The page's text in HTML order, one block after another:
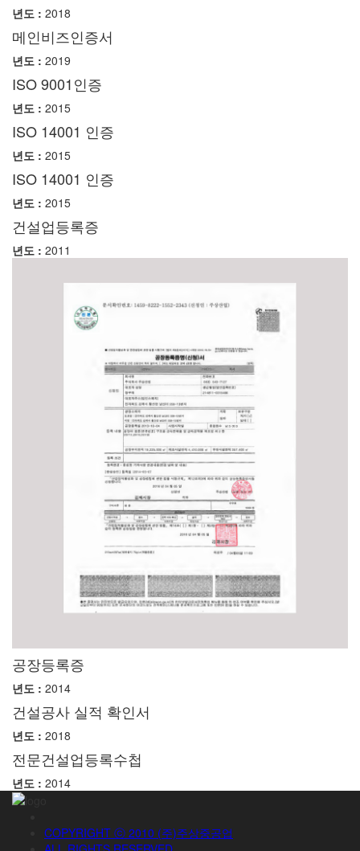
년도 : 2018
메인비즈인증서
년도 : 2019
ISO 9001인증
년도 : 2015
ISO 14001 인증
년도 : 2015
ISO 14001 인증
년도 : 2015
건설업등록증
년도 : 2011
공장등록증
년도 : 2014
건설공사 실적 확인서
년도 : 2018
전문건설업등록수첩
년도 : 2014
COPYRIGHT ⓒ 2010 (주)주상중공업